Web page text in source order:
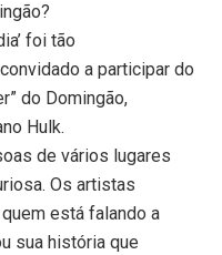
foi tão
a participar do
do Domingão,
Hulk.
de vários lugares
Os artistas
está falando a
sua história que